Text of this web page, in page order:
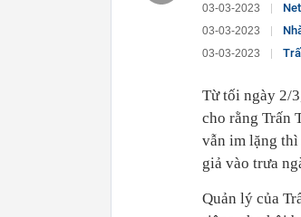
03-03-2023
03-03-2023
03-03-2023
Từ tối ngày 2/
cho rằng Trấn
vẫn im lặng thì
giả vào trưa
Quản lý của